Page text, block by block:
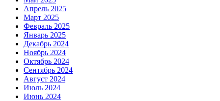
Апрель 2025
Март 2025
Февраль 2025
Январь 2025
Декабрь 2024
Ноябрь 2024
Октябрь 2024
Сентябрь 2024
Август 2024
Июль 2024
Июнь 2024